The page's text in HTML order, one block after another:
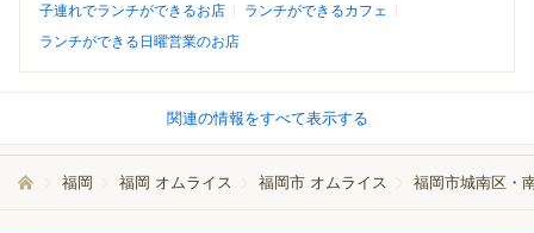
子連れでランチができるお店
ランチができるカフェ
ランチができる日曜営業のお店
関連の情報をすべて表示する
福岡 福岡 オムライス 福岡市 オムライス 福岡市城南区・